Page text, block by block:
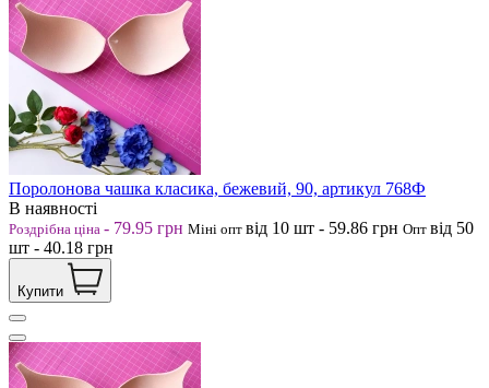
Поролонова чашка класика, бежевий, 90, артикул 768Ф
В наявності
Роздрібна ціна - 79.95 грн Міні опт від 10 шт - 59.86 грн Опт від 50
шт - 40.18 грн
Купити